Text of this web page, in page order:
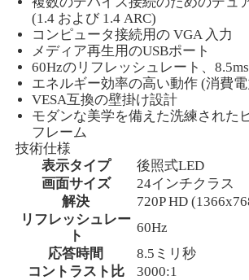
(1.4 および 1.4 ARC)
コンピュータ接続用の VGA 入力
メディア再生用のUSBポート
60Hzのリフレッシュレート、
エネルギー効率の高い動作 (消費
VESA互換の壁掛け設計
モダンな美学を備えた洗練された
フレーム
技術仕様
表示タイプ
後照式LED
画面サイズ
24インチクラス
解決
720P HD
リフレッシュレー
ト
60Hz
応答時間
8.5ミリ秒
コントラスト比
3000:1